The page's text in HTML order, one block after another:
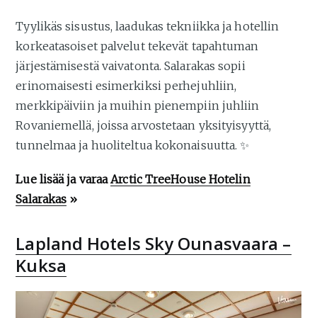
Tyylikäs sisustus, laadukas tekniikka ja hotellin
korkeatasoiset palvelut tekevät tapahtuman
järjestämisestä vaivatonta. Salarakas sopii
erinomaisesti esimerkiksi perhejuhliin,
merkkipäiviin ja muihin pienempiin juhliin
Rovaniemellä, joissa arvostetaan yksityisyyttä,
tunnelmaa ja huoliteltua kokonaisuutta. ✨
Lue lisää ja varaaArctic TreeHouse Hotelin
Salarakas »
Lapland Hotels Sky Ounasvaara –
Kuksa